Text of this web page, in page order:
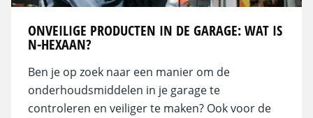
ONVEILIGE PRODUCTEN IN DE GARAGE: WAT IS
N-HEXAAN?
Ben je op zoek naar een manier om de
onderhoudsmiddelen in je garage te
controleren en veiliger te maken? Ook voor de